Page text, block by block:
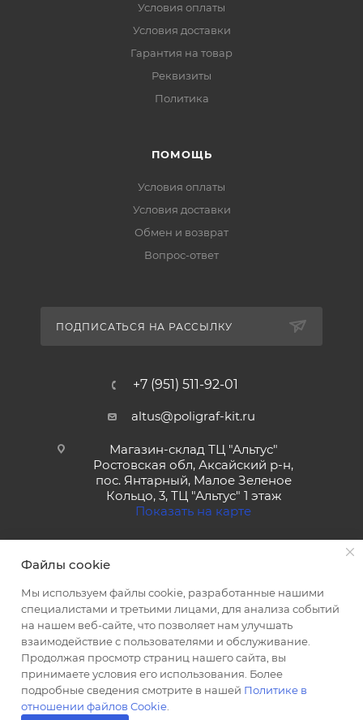
Условия оплаты
Условия доставки
Гарантия на товар
Реквизиты
Политика
ПОМОЩЬ
Условия оплаты
Условия доставки
Обмен и возврат
Вопрос-ответ
ПОДПИСАТЬСЯ НА РАССЫЛКУ
+7 (951) 511-92-01
altus@poligraf-kit.ru
Магазин-склад ТЦ "Альтус"
Ростовская обл, Аксайский р-н,
пос. Янтарный, Малое Зеленое
Кольцо, 3, ТЦ "Альтус" 1 этаж
Показать на карте
2026 © Полиграф кит - интернет-магазин
Файлы cookie
Мы используем файлы cookie, разработанные нашими
специалистами и третьими лицами, для анализа событий
на нашем веб-сайте, что позволяет нам улучшать
взаимодействие с пользователями и обслуживание.
Продолжая просмотр страниц нашего сайта, вы
принимаете условия его использования. Более
подробные сведения смотрите в нашей Политике в
отношении файлов Cookie